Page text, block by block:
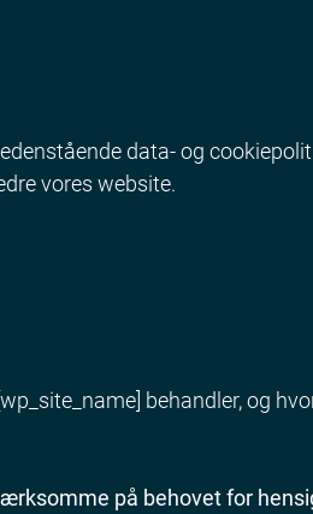
data- og
vores website.
behandler, og
på behovet for